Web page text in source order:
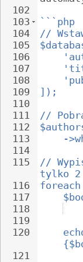
102
103
104
105
106
107
108
109
110
111
112
113
114
115
116
117
118
119
120
121
```php
//
]);
//
-
//
tylko 2